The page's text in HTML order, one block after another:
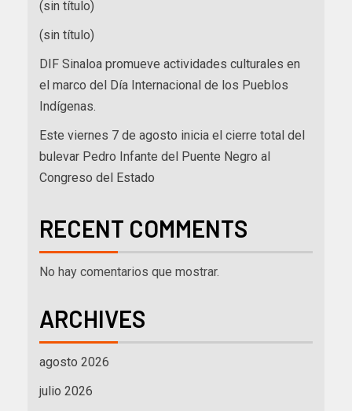
(sin título)
(sin título)
DIF Sinaloa promueve actividades culturales en
el marco del Día Internacional de los Pueblos
Indígenas.
Este viernes 7 de agosto inicia el cierre total del
bulevar Pedro Infante del Puente Negro al
Congreso del Estado
RECENT COMMENTS
No hay comentarios que mostrar.
ARCHIVES
agosto 2026
julio 2026